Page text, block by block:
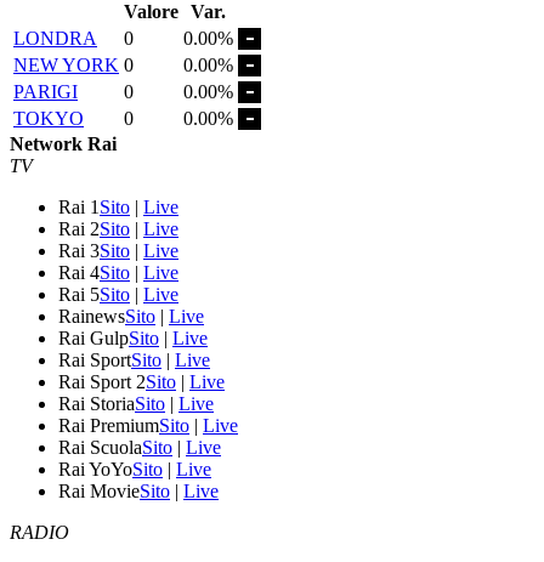
Valore Var.
LONDRA
0
0.00%
NEW YORK 0
0.00%
PARIGI
0
0.00%
TOKYO
0
0.00%
Network Rai
TV
Rai 1 Sito | Live
Rai 2Sito | Live
Rai 3Sito | Live
Rai 4Sito | Live
Rai 5Sito | Live
RainewsSito | Live
Rai GulpSito | Live
Rai SportSito | Live
Rai Sport 2Sito | Live
Rai StoriaSito | Live
Rai PremiumSito | Live
Rai ScuolaSito | Live
Rai YoYoSito | Live
Rai MovieSito | Live
RADIO